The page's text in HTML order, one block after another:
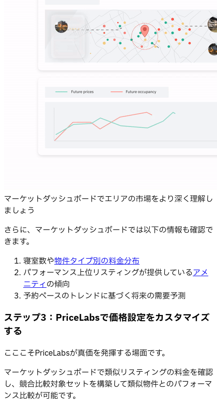
マーケットダッシュボードでエリアの市場をより深く理解し
ましょう
さらに、マーケットダッシュボードでは以下の情報も確認で
きます。
寝室数や物件タイプ別の料金分布
パフォーマンス上位リスティングが提供しているアメ
ニティの傾向
予約ペースのトレンドに基づく将来の需要予測
ステップ3：PriceLabsで価格設定をカスタマイズ
する
こここそPriceLabsが真価を発揮する場面です。
マーケットダッシュボードで類似リスティングの料金を確認
し、競合比較対象セットを構築して類似物件とのパフォーマ
ンス比較が可能です。